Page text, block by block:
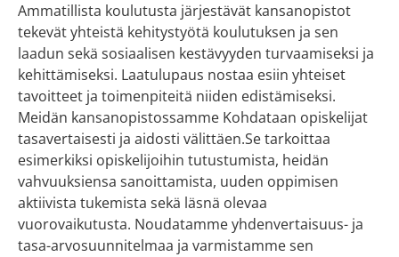
Ammatillista koulutusta järjestävät kansanopistot
tekevät yhteistä kehitystyötä koulutuksen ja sen
laadun sekä sosiaalisen kestävyyden turvaamiseksi ja
kehittämiseksi. Laatulupaus nostaa esiin yhteiset
tavoitteet ja toimenpiteitä niiden edistämiseksi.
Meidän kansanopistossamme Kohdataan opiskelijat
tasavertaisesti ja aidosti välittäen.Se tarkoittaa
esimerkiksi opiskelijoihin tutustumista, heidän
vahvuuksiensa sanoittamista, uuden oppimisen
aktiivista tukemista sekä läsnä olevaa
vuorovaikutusta. Noudatamme yhdenvertaisuus- ja
tasa-arvosuunnitelmaa ja varmistamme sen